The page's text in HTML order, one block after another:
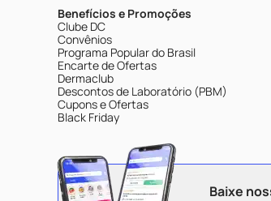
Benefícios e Promoções
Clube DC
Convênios
Programa Popular do Brasil
Encarte de Ofertas
Dermaclub
Descontos de Laboratório (PBM)
Cupons e Ofertas
Black Friday
Baixe